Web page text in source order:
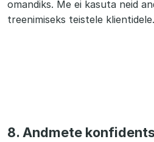
omandiks. Me ei kasuta neid
treenimiseks teistele klientidele.
8. Andmete